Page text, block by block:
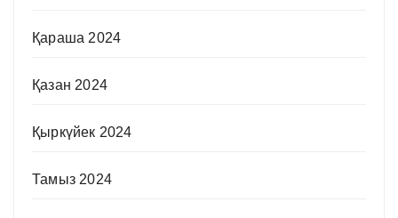
Қараша 2024
Қазан 2024
Қыркүйек 2024
Тамыз 2024